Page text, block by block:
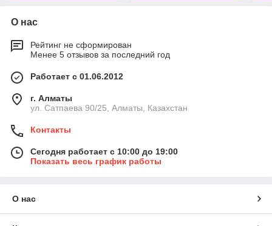
О нас
Рейтинг не сформирован
Менее 5 отзывов за последний год
Работает с 01.06.2012
г. Алматы
ул. Сатпаева 90/25, Алматы, Казахстан
Контакты
Сегодня работает с 10:00 до 19:00
Показать весь график работы
О нас